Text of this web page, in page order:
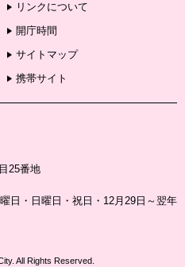
リンクについて
開庁時間
サイトマップ
携帯サイト
25番地
日・日曜日・祝日・12月29日～翌年
All Rights Reserved.